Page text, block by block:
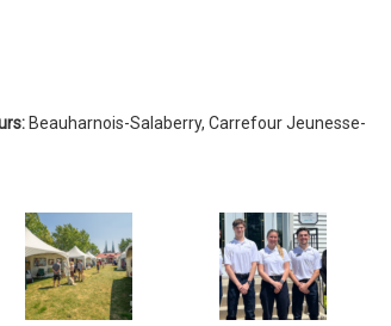
Beauharnois-Salaberry, Carrefour Jeunesse-